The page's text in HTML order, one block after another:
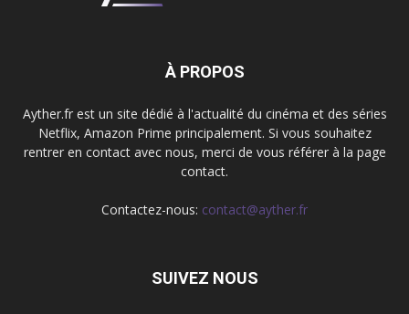
À PROPOS
Ayther.fr est un site dédié à l'actualité du cinéma et des séries
Netflix, Amazon Prime principalement. Si vous souhaitez
rentrer en contact avec nous, merci de vous référer à la page
contact.
Contactez-nous: contact@ayther.fr
SUIVEZ NOUS